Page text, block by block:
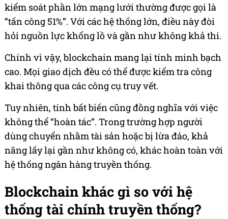
kiểm soát phần lớn mạng lưới thường được gọi là
“tấn công 51%”. Với các hệ thống lớn, điều này đòi
hỏi nguồn lực khổng lồ và gần như không khả thi.
Chính vì vậy, blockchain mang lại tính minh bạch
cao. Mọi giao dịch đều có thể được kiểm tra công
khai thông qua các công cụ truy vết.
Tuy nhiên, tính bất biến cũng đồng nghĩa với việc
không thể “hoàn tác”. Trong trường hợp người
dùng chuyển nhầm tài sản hoặc bị lừa đảo, khả
năng lấy lại gần như không có, khác hoàn toàn với
hệ thống ngân hàng truyền thống.
Blockchain khác gì so với hệ
thống tài chính truyền thống?